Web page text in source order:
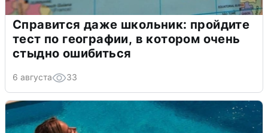
Справится даже школьник: пройдите
тест по географии, в котором очень
стыдно ошибиться
6 августа 33